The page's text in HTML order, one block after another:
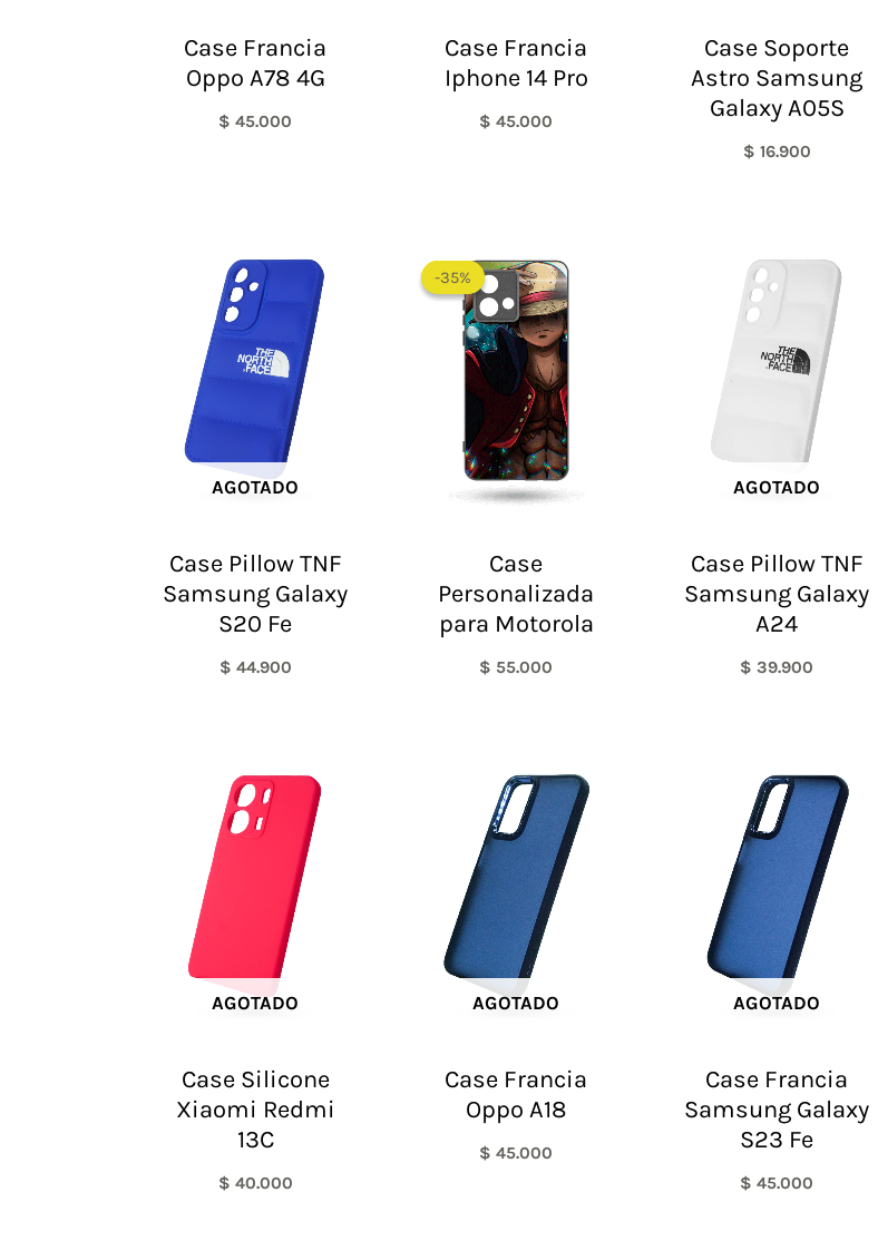
Case Francia
Oppo A78 4G
$ 45.000
Case Francia
Iphone 14 Pro
$ 45.000
Case Soporte
Astro Samsung
Galaxy A05S
$ 16.900
AGOTADO
Case Pillow TNF
Samsung Galaxy
S20 Fe
$ 44.900
-35%
-35%
Case
Personalizada
para Motorola
$ 55.000
AGOTADO
Case Pillow TNF
Samsung Galaxy
A24
$ 39.900
AGOTADO
Case Silicone
Xiaomi Redmi
13C
$ 40.000
AGOTADO
Case Francia
Oppo A18
$ 45.000
AGOTADO
Case Francia
Samsung Galaxy
S23 Fe
$ 45.000